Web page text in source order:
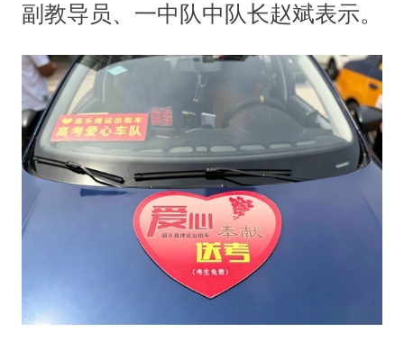
副教导员、一中队中队长赵斌表示。